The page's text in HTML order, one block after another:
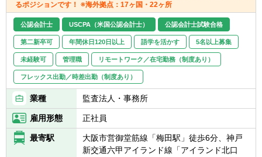
るポジションです！ ※海外拠点：17ヶ国・22ヶ所
公認会計士 USCPA（米国公認会計士） 公認会計士試験合格
第二新卒可 年間休日120日以上 語学を活かす 5名以上募集
未経験可 管理職 リモートワーク／在宅勤務（制度あり）
フレックス出勤／時差出勤（制度あり）
業種 監査法人・事務所
雇用形態 正社員
最寄駅
大阪市営御堂筋線「梅田駅」徒歩6分、神戸
新交通六甲アイランド線「アイランド北口